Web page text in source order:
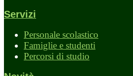
Servizi
Personale scolastico
Famiglie e studenti
Percorsi di studio